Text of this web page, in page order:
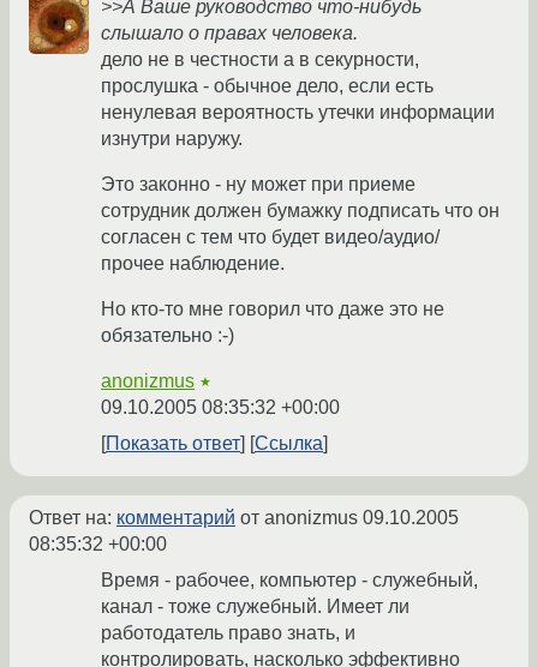
>>А Ваше руководство что-нибудь
слышало о правах человека.
дело не в честности а в секурности,
прослушка - обычное дело, если есть
ненулевая вероятность утечки информации
изнутри наружу.
Это законно - ну может при приеме
сотрудник должен бумажку подписать что он
согласен с тем что будет видео/аудио/
прочее наблюдение.
Но кто-то мне говорил что даже это не
обязательно :-)
anonizmus ★
09.10.2005 08:35:32 +00:00
Показать ответ
Ссылка
Ответ на: комментарий от anonizmus 09.10.2005
08:35:32 +00:00
Время - рабочее, компьютер - служебный,
канал - тоже служебный. Имеет ли
работодатель право знать, и
контролировать, насколько эффективно